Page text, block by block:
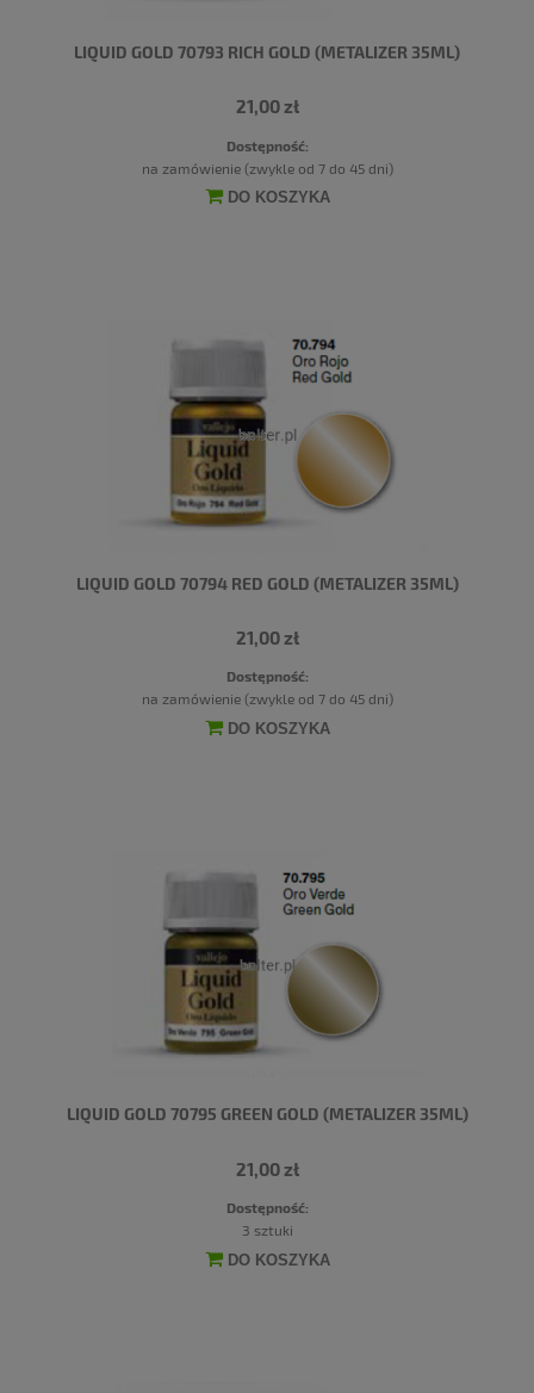
LIQUID GOLD 70793 RICH GOLD (METALIZER 35ML)
21,00 zł
Dostępność:
na zamówienie (zwykle od 7 do 45 dni)
DO KOSZYKA
LIQUID GOLD 70794 RED GOLD (METALIZER 35ML)
21,00 zł
Dostępność:
na zamówienie (zwykle od 7 do 45 dni)
DO KOSZYKA
LIQUID GOLD 70795 GREEN GOLD (METALIZER 35ML)
21,00 zł
Dostępność:
3 sztuki
DO KOSZYKA